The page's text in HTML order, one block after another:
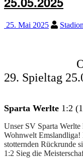
25. Mai 2025
Opti
29. Spieltag
FC 47
Sparta Werlte 1:2
Unser SV Sparta
Wohnwelt Emslandliga!
stotternden Rückrunde
1:2 Sieg die